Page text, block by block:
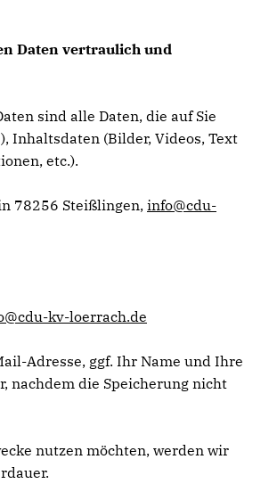
Daten vertraulich und
sind alle Daten, die auf Sie
Inhaltsdaten (Bilder, Videos, Text
etc.).
78256 Steißlingen, info@cdu-
kv-loerrach.de
Adresse, ggf. Ihr Name und Ihre
nachdem die Speicherung nicht
nutzen möchten, werden wir